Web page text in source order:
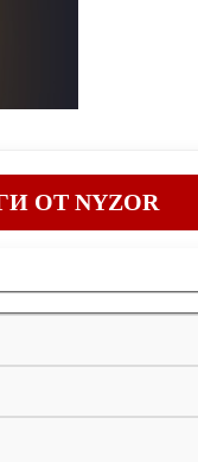
ОТ NYZOR